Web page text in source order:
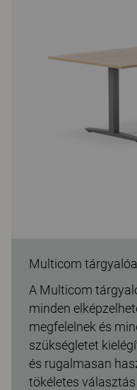
Multicom
A Multicom
minden
megfelelnek és
szükségletet
és rugalmasan
tökéletes